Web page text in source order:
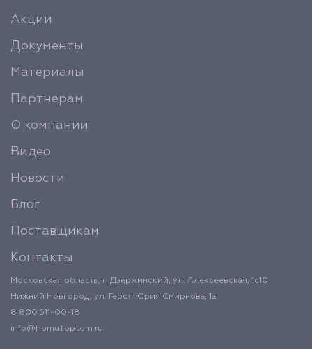
Акции
Документы
Материалы
Партнерам
О компании
Видео
Новости
Блог
Поставщикам
Контакты
Московская область, г. Дзержинский, ул. Алексеевская, 1с10
Нижний Новгород, ул. Героя Юрия Смирнова, 1а
8 800 511-00-18
info@homutoptom.ru